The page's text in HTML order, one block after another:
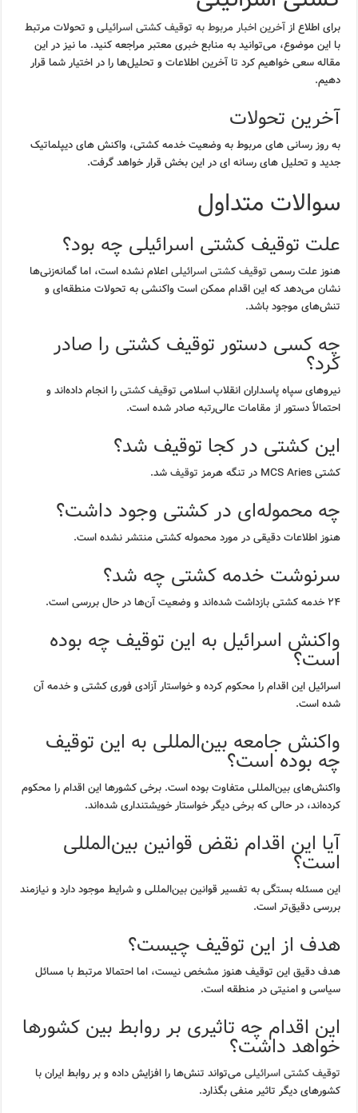
برای اطلاع ازآخرین اخبار مربوط به توقیف کشتی اسرائیلیو تحولات مرتبط
با این موضوع، می‌توانید به منابع خبری معتبر مراجعه کنید. ما نیز در این
مقاله سعی خواهیم کرد تا آخرین اطلاعات و تحلیل‌ها را در اختیار شما قرار
دهیم.
آخرین تحولات
به روز رسانی های مربوط به وضعیت خدمه کشتی، واکنش های دیپلماتیک
جدید و تحلیل های رسانه ای در این بخش قرار خواهد گرفت.
سوالات متداول
علت توقیف کشتی اسرائیلی چه بود؟
هنوز علت رسمی توقیف کشتی اسرائیلیاعلام نشده است، اما گمانه‌زنی‌ها
نشان می‌دهد که این اقدام ممکن است واکنشی به تحولات منطقه‌ای و
تنش‌های موجود باشد.
چه کسی دستور توقیف کشتی را صادر
کرد؟
نیروهای سپاه پاسداران انقلاب اسلامی توقیف کشتیرا انجام داده‌اند و
احتمالاً دستور از مقامات عالی‌رتبه صادر شده است.
این کشتی در کجا توقیف شد؟
کشتی MCS Aries در تنگه هرمز توقیفشد.
چه محموله‌ای در کشتی وجود داشت؟
هنوز اطلاعات دقیقی در مورد محموله کشتی منتشر نشده است.
سرنوشت خدمه کشتی چه شد؟
۲۴ خدمه کشتی بازداشت شده‌اند و وضعیت آن‌ها در حال بررسی است.
واکنش اسرائیل به این توقیف چه بوده
است؟
اسرائیل این اقدام را محکوم کرده و خواستار آزادی فوری کشتی و خدمه آن
شده است.
واکنش جامعه بین‌المللی به این توقیف
چه بوده است؟
واکنش‌های بین‌المللی متفاوت بوده است. برخی کشورها این اقدام را محکوم
کرده‌اند، در حالی که برخی دیگر خواستار خویشتنداری شده‌اند.
آیا این اقدام نقض قوانین بین‌المللی
است؟
این مسئله بستگی به تفسیر قوانین بین‌المللی و شرایط موجود دارد و نیازمند
بررسی دقیق‌تر است.
هدف از این توقیف چیست؟
هدف دقیق این توقیف هنوز مشخص نیست، اما احتمالا مرتبط با مسائل
سیاسی و امنیتی در منطقه است.
این اقدام چه تاثیری بر روابط بین کشورها
خواهد داشت؟
توقیف کشتی اسرائیلی می‌تواند تنش‌ها را افزایش داده و بر روابط ایران با
کشورهای دیگر تاثیر منفی بگذارد.